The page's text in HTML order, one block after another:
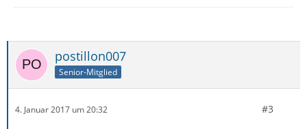
postillon007
Senior-Mitglied
4. Januar 2017 um 20:32 #3